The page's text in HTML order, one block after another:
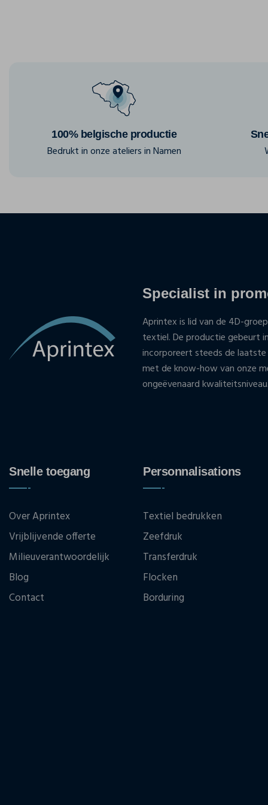
100% belgische productie
Bedrukt in onze ateliers in Namen
Specialist in
Aprintex is lid van de 4D-
textiel. De productie gebeurt
incorporeert steeds de
met de know-how van onze
ongeëvenaard kwaliteitsniveau.
Snelle toegang
Over Aprintex
Vrijblijvende offerte
Milieuverantwoordelijk
Blog
Contact
Personnalisations
Textiel bedrukken
Zeefdruk
Transferdruk
Flocken
Borduring